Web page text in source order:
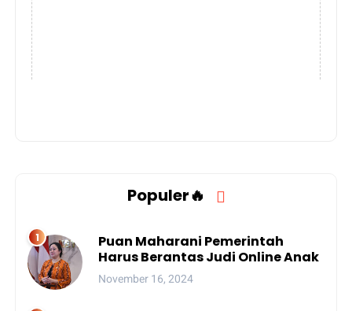
Populer🔥
Puan Maharani Pemerintah
Harus Berantas Judi Online Anak
November 16, 2024